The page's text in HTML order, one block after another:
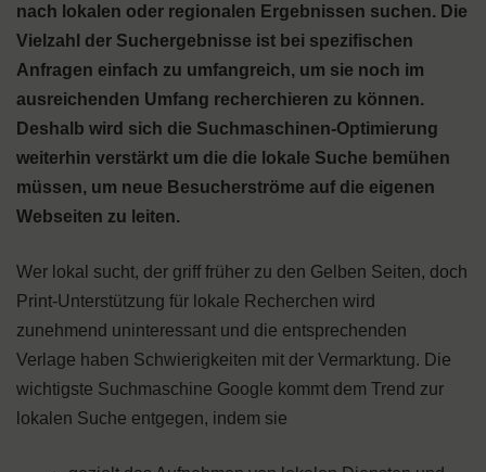
nach lokalen oder regionalen Ergebnissen suchen. Die
Vielzahl der Suchergebnisse ist bei spezifischen
Anfragen einfach zu umfangreich, um sie noch im
ausreichenden Umfang recherchieren zu können.
Deshalb wird sich die Suchmaschinen-Optimierung
weiterhin verstärkt um die die lokale Suche bemühen
müssen, um neue Besucherströme auf die eigenen
Webseiten zu leiten.
Wer lokal sucht, der griff früher zu den Gelben Seiten, doch
Print-Unterstützung für lokale Recherchen wird
zunehmend uninteressant und die entsprechenden
Verlage haben Schwierigkeiten mit der Vermarktung. Die
wichtigste Suchmaschine Google kommt dem Trend zur
lokalen Suche entgegen, indem sie